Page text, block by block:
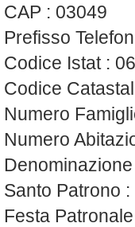
CAP : 03049
Prefisso
Codice Istat :
Codice
Numero
Numero
Santo Patrono
Festa